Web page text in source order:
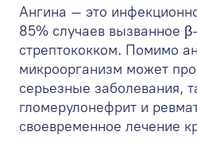
Ангина – это
85% случаев вызванное
стрептококком. Помимо
микроорганизм может
серьезные заболевания,
гломерулонефрит и
своевременное лечение